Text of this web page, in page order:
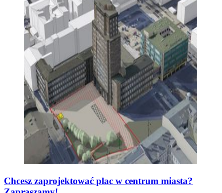
Chcesz zaprojektować plac w centrum miasta?